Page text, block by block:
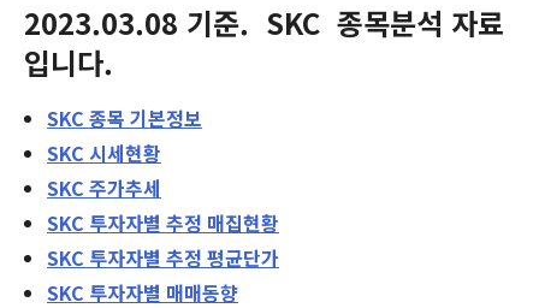
2023.03.08 기준. SKC 종목분석 자료
입니다.
SKC 종목 기본정보
SKC 시세현황
SKC 주가추세
SKC 투자자별 추정 매집현황
SKC 투자자별 추정 평균단가
SKC 투자자별 매매동향